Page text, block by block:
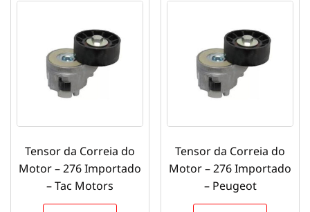
Tensor da Correia do
Motor – 276 Importado
– Tac Motors
Tensor da Correia do
Motor – 276 Importado
– Peugeot